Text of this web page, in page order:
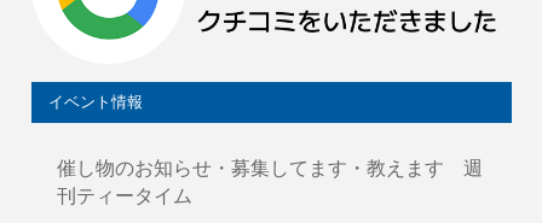
イベント情報
催し物のお知らせ・募集してます・教えます 週
刊ティータイム